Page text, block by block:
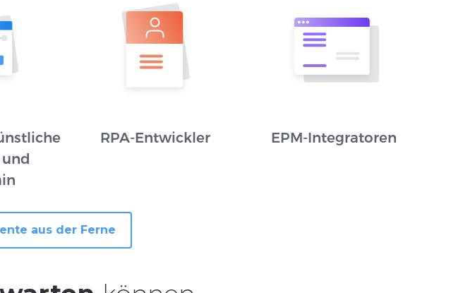
RPA-Entwickler EPM-Integratoren
aus der Ferne